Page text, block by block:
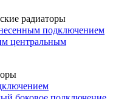
радиаторы
подключением
центральным